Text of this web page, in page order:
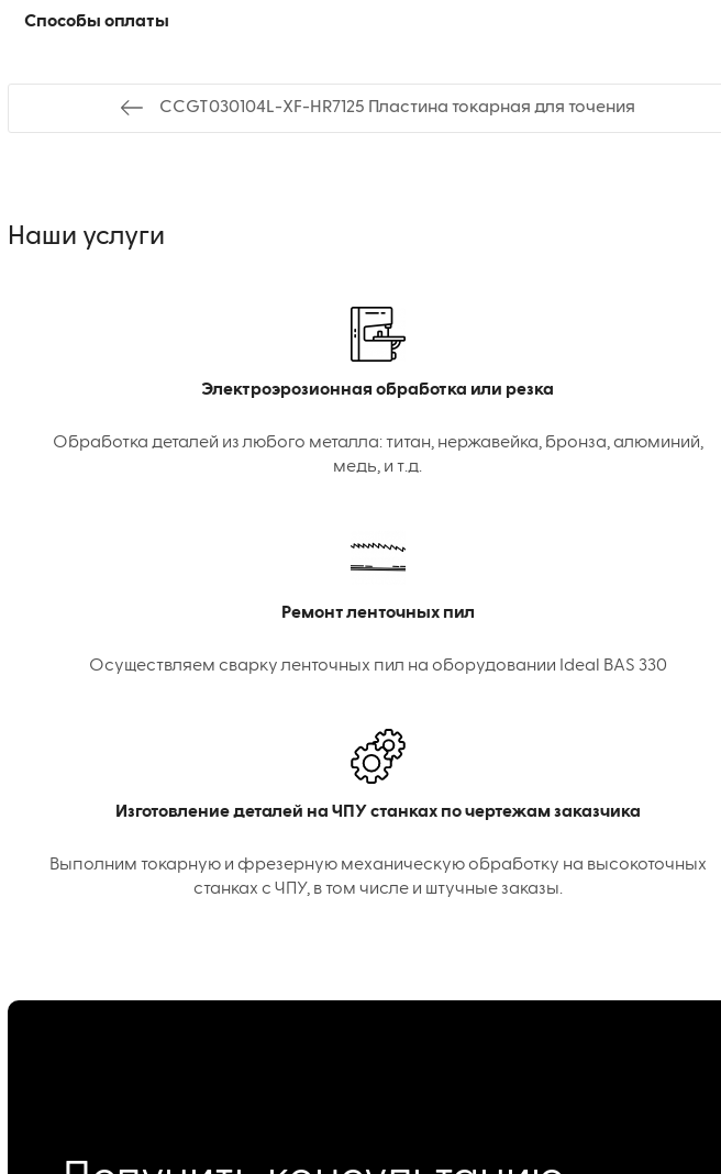
Способы оплаты
CCGT030104L-XF-HR7125 Пластина токарная для точения
Наши услуги
Электроэрозионная обработка или резка
Обработка деталей из любого металла: титан, нержавейка, бронза, алюминий,
медь, и т.д.
Ремонт ленточных пил
Осуществляем сварку ленточных пил на оборудовании Ideal BAS 330
Изготовление деталей на ЧПУ станках по чертежам заказчика
Выполним токарную и фрезерную механическую обработку на высокоточных
станках с ЧПУ, в том числе и штучные заказы.